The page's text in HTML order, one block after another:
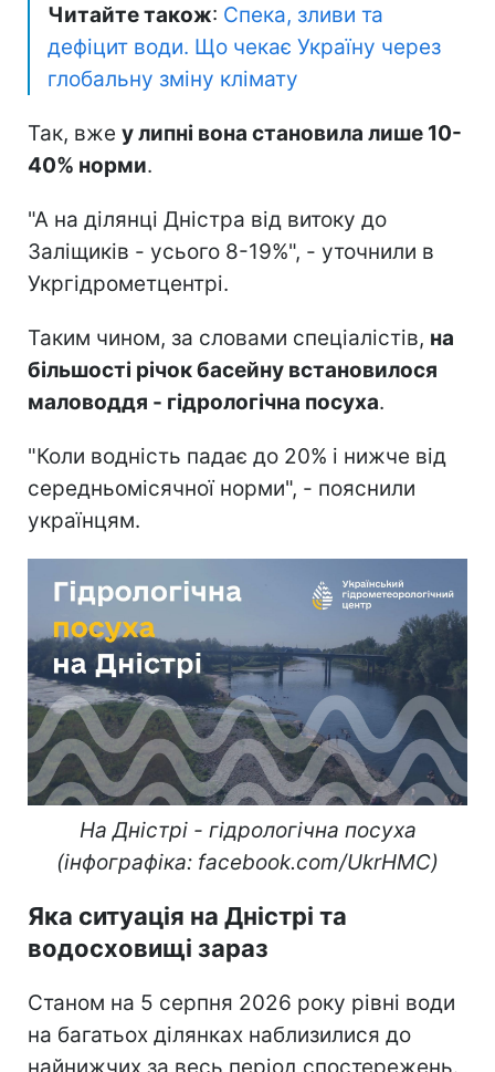
Читайте також: Спека, зливи та
дефіцит води. Що чекає Україну через
глобальну зміну клімату
Так, вже у липні вона становила лише 10-
40% норми.
"А на ділянці Дністра від витоку до
Заліщиків - усього 8-19%", - уточнили в
Укргідрометцентрі.
Таким чином, за словами спеціалістів, на
більшості річок басейну встановилося
маловоддя - гідрологічна посуха.
"Коли водність падає до 20% і нижче від
середньомісячної норми", - пояснили
українцям.
На Дністрі - гідрологічна посуха
(інфографіка: facebook.com/UkrHMC)
Яка ситуація на Дністрі та
водосховищі зараз
Станом на 5 серпня 2026 року рівні води
на багатьох ділянках наблизилися до